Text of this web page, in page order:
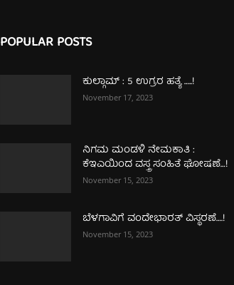
POPULAR POSTS
ಕುಲ್ಗಾಮ್‌ : 5 ಉಗ್ರರ ಹತ್ಯೆ …..!
November 17, 2023
ನಿಗಮ ಮಂಡಳಿ ನೇಮಕಾತಿ :
ಕೆಇಎಯಿಂದ ವಸ್ತ್ರ ಸಂಹಿತೆ ಘೋಷಣೆ…!
November 15, 2023
ಬೆಳಗಾವಿಗೆ ವಂದೇಭಾರತ್‌ ವಿಸ್ಥರಣೆ….!
November 15, 2023